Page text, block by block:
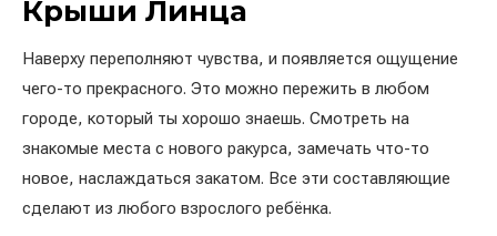
Крыши Линца
Наверху переполняют чувства, и появляется ощущение
чего-то прекрасного. Это можно пережить в любом
городе, который ты хорошо знаешь. Смотреть на
знакомые места с нового ракурса, замечать что-то
новое, наслаждаться закатом. Все эти составляющие
сделают из любого взрослого ребёнка.